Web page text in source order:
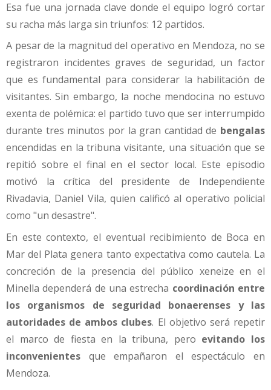
Esa fue una jornada clave donde el equipo logró cortar
su racha más larga sin triunfos: 12 partidos.
A pesar de la magnitud del operativo en Mendoza, no se
registraron incidentes graves de seguridad, un factor
que es fundamental para considerar la habilitación de
visitantes. Sin embargo, la noche mendocina no estuvo
exenta de polémica: el partido tuvo que ser interrumpido
durante tres minutos por la gran cantidad de bengalas
encendidas en la tribuna visitante, una situación que se
repitió sobre el final en el sector local. Este episodio
motivó la crítica del presidente de Independiente
Rivadavia, Daniel Vila, quien calificó al operativo policial
como "un desastre".
En este contexto, el eventual recibimiento de Boca en
Mar del Plata genera tanto expectativa como cautela. La
concreción de la presencia del público xeneize en el
Minella dependerá de una estrecha coordinación entre
los organismos de seguridad bonaerenses y las
autoridades de ambos clubes. El objetivo será repetir
el marco de fiesta en la tribuna, pero evitando los
inconvenientes que empañaron el espectáculo en
Mendoza.